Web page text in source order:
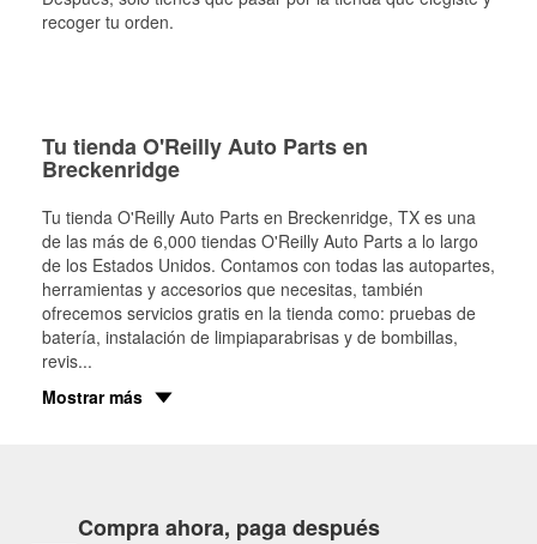
recoger tu orden.
Tu tienda O'Reilly Auto Parts en
Breckenridge
Tu tienda O'Reilly Auto Parts en Breckenridge, TX es una
de las más de 6,000 tiendas O'Reilly Auto Parts a lo largo
de los Estados Unidos. Contamos con todas las autopartes,
herramientas y accesorios que necesitas, también
ofrecemos servicios gratis en la tienda como: pruebas de
batería, instalación de limpiaparabrisas y de bombillas,
revis...
Mostrar más
Compra ahora, paga después